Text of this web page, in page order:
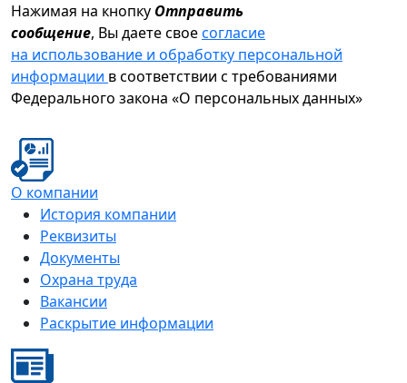
Нажимая на кнопку Отправить
сообщение, Вы даете своесогласие
на использование и обработку персональной
информации в соответствии с требованиями
Федерального закона «О персональных данных»
О компании
История компании
Реквизиты
Документы
Охрана труда
Вакансии
Раскрытие информации